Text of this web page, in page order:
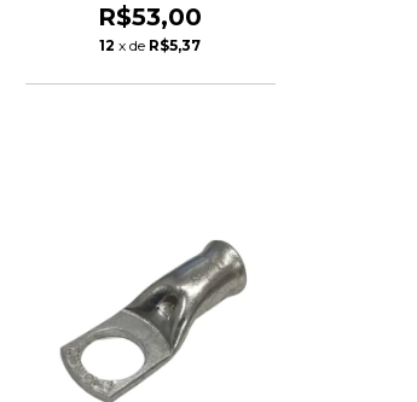
R$53,00
12 x de R$5,37